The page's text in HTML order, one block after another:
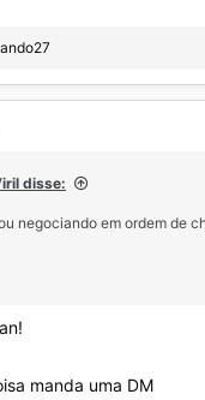
disse:
negociando em ordem de
manda uma DM